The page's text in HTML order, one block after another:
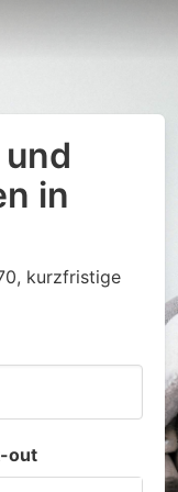
in
kurzfristige
out